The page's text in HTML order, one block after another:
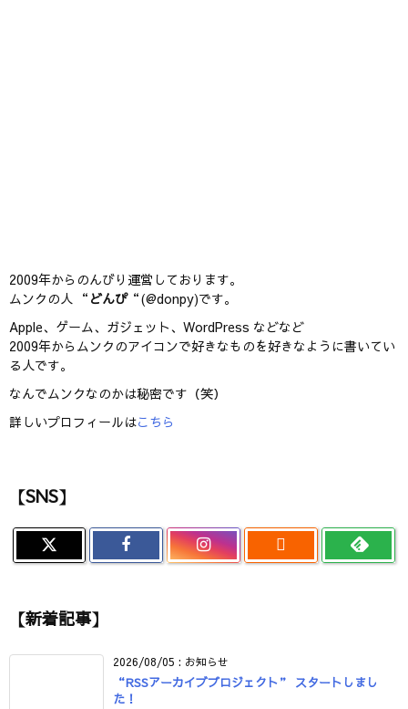
2009年からのんびり運営しております。
ムンクの人 “ どんぴ“(@donpy)です。
Apple、ゲーム、ガジェット、WordPress などなど
2009年からムンクのアイコンで好きなものを好きなように書いてい
る人です。
なんでムンクなのかは秘密です（笑）
詳しいプロフィールはこちら
【SNS】

【新着記事】
2026/08/05 : お知らせ
“RSSアーカイブプロジェクト” スタートしまし
た！